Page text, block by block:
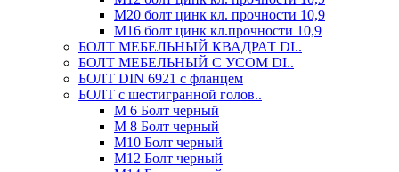
М20 болт цинк кл. прочности 10,9
М16 болт цинк кл.прочности 10,9
БОЛТ МЕБЕЛЬНЫЙ КВАДРАТ DI..
БОЛТ МЕБЕЛЬНЫЙ С УСОМ DI..
БОЛТ DIN 6921 c фланцем
БОЛТ с шестигранной голов..
М 6 Болт черный
М 8 Болт черный
М10 Болт черный
М12 Болт черный